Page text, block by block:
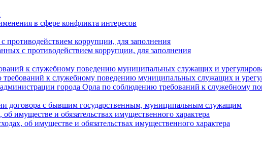
в сфере конфликта интересов
противодействием коррупции, для заполнения
с противодействием коррупции, для заполнения
к служебному поведению муниципальных служащих и
к служебному поведению муниципальных служащих и
города Орла по соблюдению требований к служебному
договора с бывшим государственным, муниципальным служащим
имуществе и обязательствах имущественного характера
об имуществе и обязательствах имущественного характера